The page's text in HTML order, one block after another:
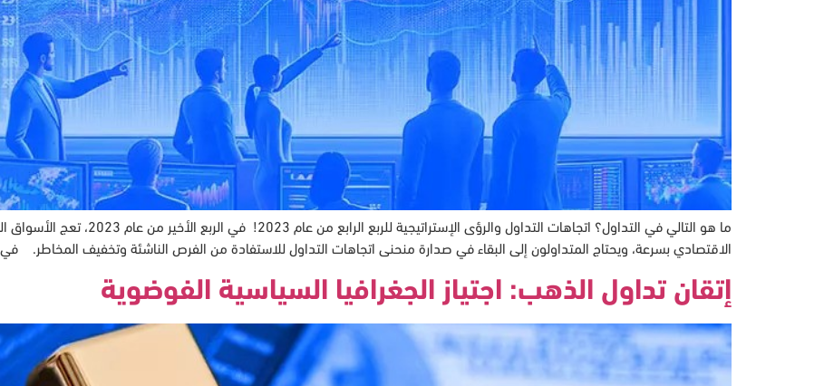
ما هو التالي في التداول؟ اتجاهات التداول
الاقتصادي بسرعة، ويحتاج المتداولون إلى البقاء في صدارة منحنى اتجاهات التداول للاستفادة من الفرص الناشئة وتخفيف
إتقان تداول الذهب: اجتياز الجغرافيا السياسية الفوضوية